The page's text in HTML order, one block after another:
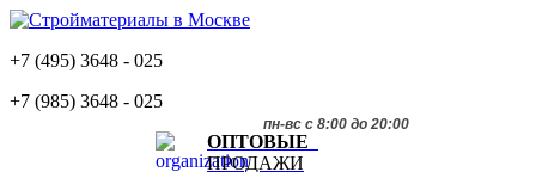
+7 (495) 3648 - 025
+7 (985) 3648 - 025
пн-вс с 8:00 до 20:00
ОПТОВЫЕ
ПРОДАЖИ